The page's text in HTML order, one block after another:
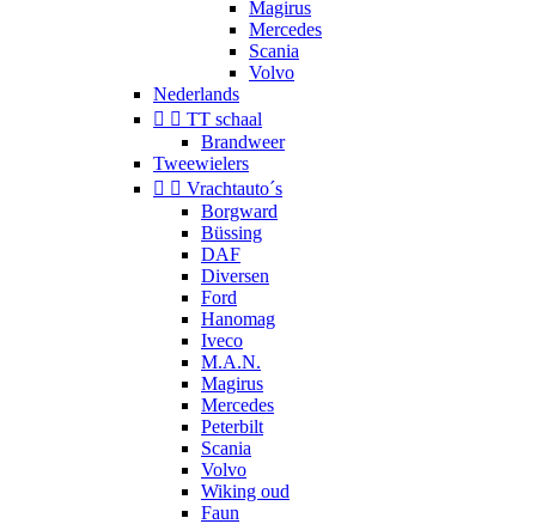
Magirus
Mercedes
Scania
Volvo
Nederlands
  TT schaal
Brandweer
Tweewielers
  Vrachtauto´s
Borgward
Büssing
DAF
Diversen
Ford
Hanomag
Iveco
M.A.N.
Magirus
Mercedes
Peterbilt
Scania
Volvo
Wiking oud
Faun